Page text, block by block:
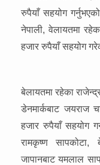
रुपैयाँ सहयोग
नेपाली, वेलायतमा
हजार रुपैयाँ सहयोग
बेलायतमा रहेका
डेनमार्कबाट जयराज
हजार रुपैयाँ सहयोग
रामकृष्ण सापकोटा,
जापानबाट यमलाल